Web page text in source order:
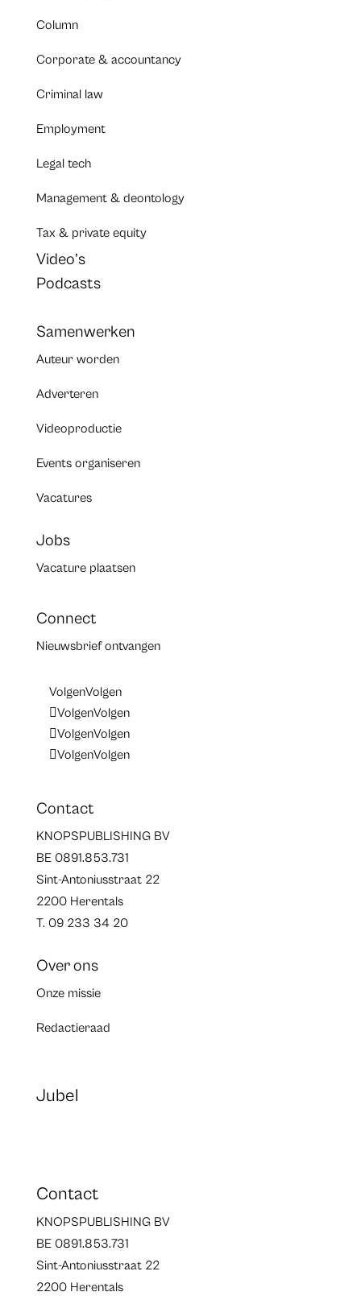
Column
Corporate & accountancy
Criminal law
Employment
Legal tech
Management & deontology
Tax & private equity
Video’s
Podcasts
Samenwerken
Auteur worden
Adverteren
Videoproductie
Events organiseren
Vacatures
Jobs
Vacature plaatsen
Connect
Nieuwsbrief ontvangen
VolgenVolgen
VolgenVolgen
VolgenVolgen
VolgenVolgen
Contact
KNOPSPUBLISHING BV
BE 0891.853.731
Sint-Antoniusstraat 22
2200 Herentals
T. 09 233 34 20
Over ons
Onze missie
Redactieraad
Jubel
Contact
KNOPSPUBLISHING BV
BE 0891.853.731
Sint-Antoniusstraat 22
2200 Herentals